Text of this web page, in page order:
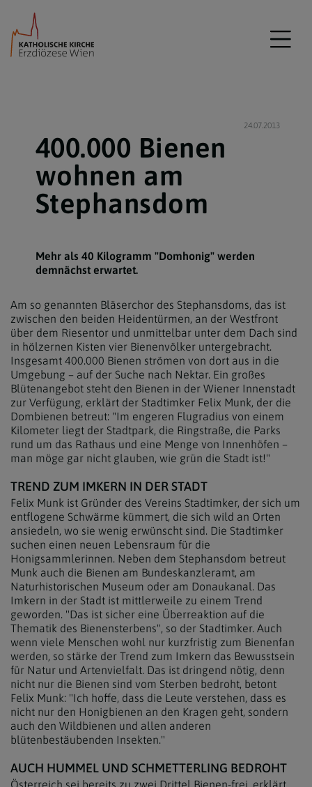
24.07.2013
400.000 Bienen
wohnen am
Stephansdom
Mehr als 40 Kilogramm "Domhonig" werden
demnächst erwartet.
Am so genannten Bläserchor des Stephansdoms, das ist
zwischen den beiden Heidentürmen, an der Westfront
über dem Riesentor und unmittelbar unter dem Dach sind
in hölzernen Kisten vier Bienenvölker untergebracht.
Insgesamt 400.000 Bienen strömen von dort aus in die
Umgebung – auf der Suche nach Nektar. Ein großes
Blütenangebot steht den Bienen in der Wiener Innenstadt
zur Verfügung, erklärt der Stadtimker Felix Munk, der die
Dombienen betreut: "Im engeren Flugradius von einem
Kilometer liegt der Stadtpark, die Ringstraße, die Parks
rund um das Rathaus und eine Menge von Innenhöfen –
man möge gar nicht glauben, wie grün die Stadt ist!"
TREND ZUM IMKERN IN DER STADT
Felix Munk ist Gründer des Vereins Stadtimker, der sich um
entflogene Schwärme kümmert, die sich wild an Orten
ansiedeln, wo sie wenig erwünscht sind. Die Stadtimker
suchen einen neuen Lebensraum für die
Honigsammlerinnen. Neben dem Stephansdom betreut
Munk auch die Bienen am Bundeskanzleramt, am
Naturhistorischen Museum oder am Donaukanal. Das
Imkern in der Stadt ist mittlerweile zu einem Trend
geworden. "Das ist sicher eine Überreaktion auf die
Thematik des Bienensterbens", so der Stadtimker. Auch
wenn viele Menschen wohl nur kurzfristig zum Bienenfan
werden, so stärke der Trend zum Imkern das Bewusstsein
für Natur und Artenvielfalt. Das ist dringend nötig, denn
nicht nur die Bienen sind vom Sterben bedroht, betont
Felix Munk: "Ich hoffe, dass die Leute verstehen, dass es
nicht nur den Honigbienen an den Kragen geht, sondern
auch den Wildbienen und allen anderen
blütenbestäubenden Insekten."
AUCH HUMMEL UND SCHMETTERLING BEDROHT
Österreich sei bereits zu zwei Drittel Bienen-frei, erklärt